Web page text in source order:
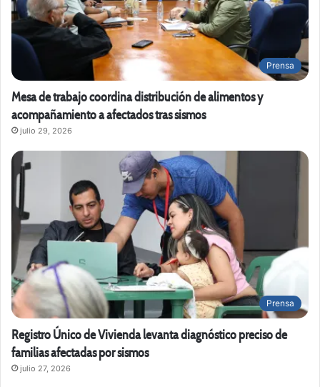
Prensa
Mesa de trabajo coordina distribución de alimentos y
acompañamiento a afectados tras sismos
julio 29, 2026
Prensa
Registro Único de Vivienda levanta diagnóstico preciso de
familias afectadas por sismos
julio 27, 2026